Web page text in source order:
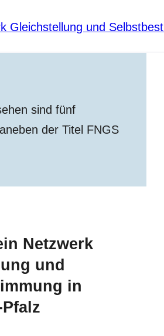
Netzwerk
und
in